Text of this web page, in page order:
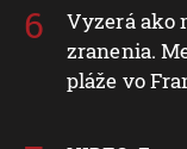
Vyzerá ako
zranenia.
pláže vo